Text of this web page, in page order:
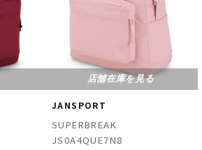
店舗在庫を見る
JANSPORT
SUPERBREAK
JS0A4QUE7N8